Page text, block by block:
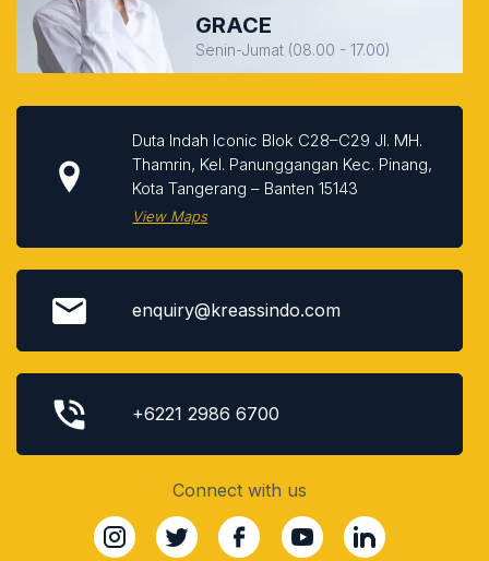
GRACE
Senin-Jumat (08.00 - 17.00)
Duta Indah Iconic Blok C28–C29 Jl. MH.
Thamrin, Kel. Panunggangan Kec. Pinang,
Kota Tangerang – Banten 15143
View Maps
enquiry@kreassindo.com
+6221 2986 6700
Connect with us